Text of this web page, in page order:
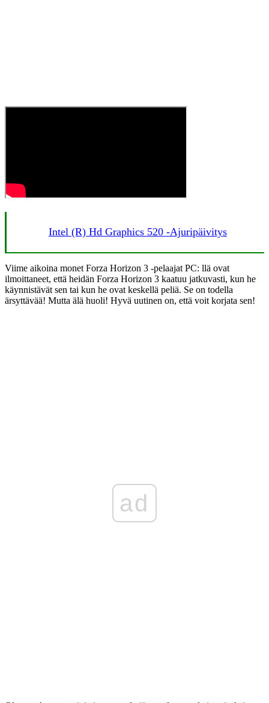
Intel (r) Hd Graphics 520 -ajuripäivitys
Viime aikoina monet Forza Horizon 3 -pelaajat PC: llä ovat
ilmoittaneet, että heidän Forza Horizon 3 kaatuu jatkuvasti, kun he
käynnistävät sen tai kun he ovat keskellä peliä. Se on todella
ärsyttävää! Mutta älä huoli! Hyvä uutinen on, että voit korjata sen!
ad